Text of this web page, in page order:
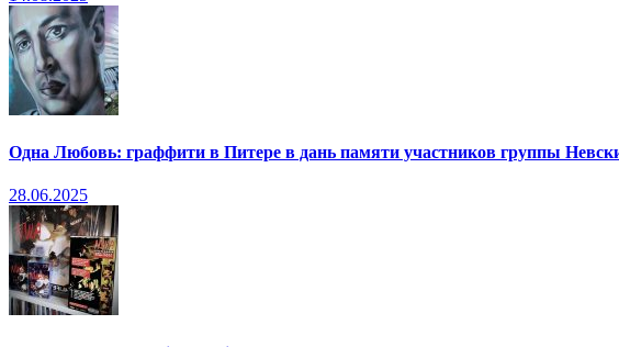
Одна Любовь: граффити в Питере в дань памяти участников группы
28.06.2025